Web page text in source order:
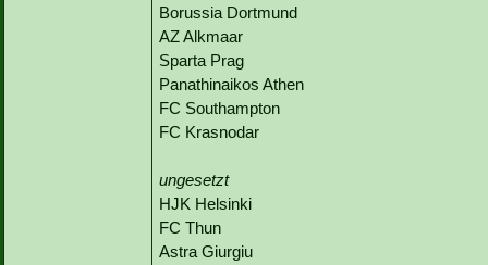
Borussia Dortmund
AZ Alkmaar
Sparta Prag
Panathinaikos Athen
FC Southampton
FC Krasnodar
ungesetzt
HJK Helsinki
FC Thun
Astra Giurgiu